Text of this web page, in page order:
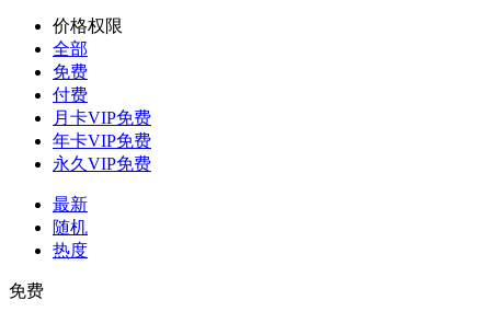
价格权限
全部
免费
付费
月卡VIP免费
年卡VIP免费
永久VIP免费
最新
随机
热度
免费